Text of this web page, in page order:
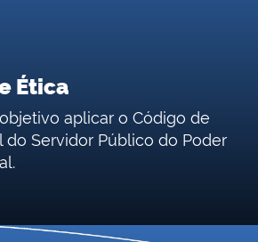
Ética
aplicar o Código de
do Servidor Público do Poder